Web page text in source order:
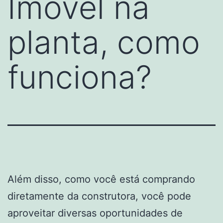
planta, como
funciona?
Além disso, como você está comprando
diretamente da construtora, você pode
aproveitar diversas oportunidades de